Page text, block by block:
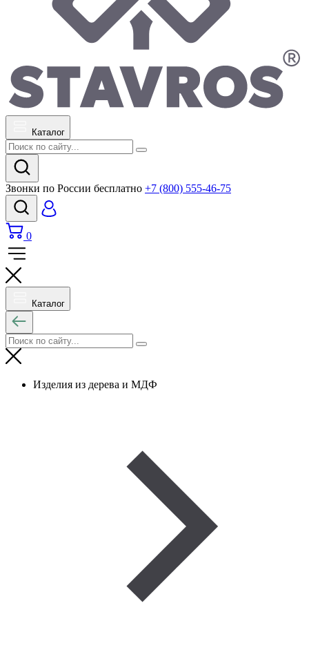
Каталог
Звонки по России бесплатно +7 (800) 555-46-75
0
Каталог
Изделия из дерева и МДФ